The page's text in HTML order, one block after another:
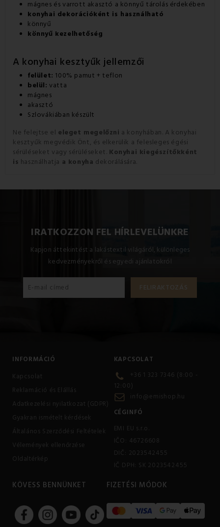
mágnes és varrott akasztó a könnyű tárolás érdekében
konyhai dekorációként is használható
könnyű
könnyű kezelhetőség
A konyhai kesztyűk jellemzői
felület: 100% pamut + teflon
belül: vatta
mágnes
akasztó
Szlovákiában készült
Ne felejtse el eleget megelőzni a konyhában. A konyhai
kesztyűk megvédik Önt, és elkerülik a felesleges égési
sérüléseket vagy sérüléseket. Konyhai kiegészítőkként
is használhatja a konyha dekorálására.
IRATKOZZON FEL HÍRLEVELÜNKRE
Kapjon áttekintést a lakástextil világáról, különleges
kedvezményekről és egyedi ajánlatokról
INFORMÁCIÓ
Kapcsolat
Reklamáció és Elállás
Adatkezelési nyilatkozat (GDPR)
Gyakran ismételt kérdések
Általános Szerződési Feltételek
Vélemények ellenőrzése
Oldaltérkép
KAPCSOLAT
+36 1 323 7346 (8:00 -
12:00)
info@emishop.hu
CÉGINFÓ
EMI EU s.r.o.
IČO: 46726608
DIČ: 2023542455
IČ DPH: SK 2023542455
KÖVESS BENNÜNKET FIZETÉSI MÓDOK